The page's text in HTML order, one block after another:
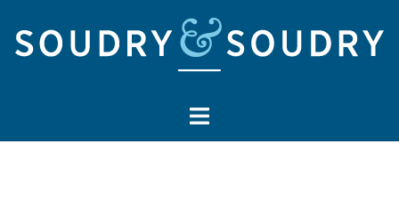
zum
Inhalt